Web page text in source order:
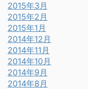
2015年3月
2015年2月
2015年1月
2014年12月
2014年11月
2014年10月
2014年9月
2014年8月